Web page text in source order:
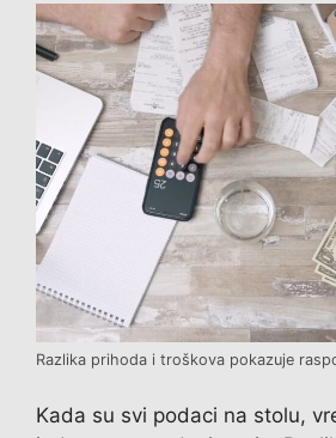
Razlika prihoda i troškova pokazuje
Kada su svi podaci na stolu,